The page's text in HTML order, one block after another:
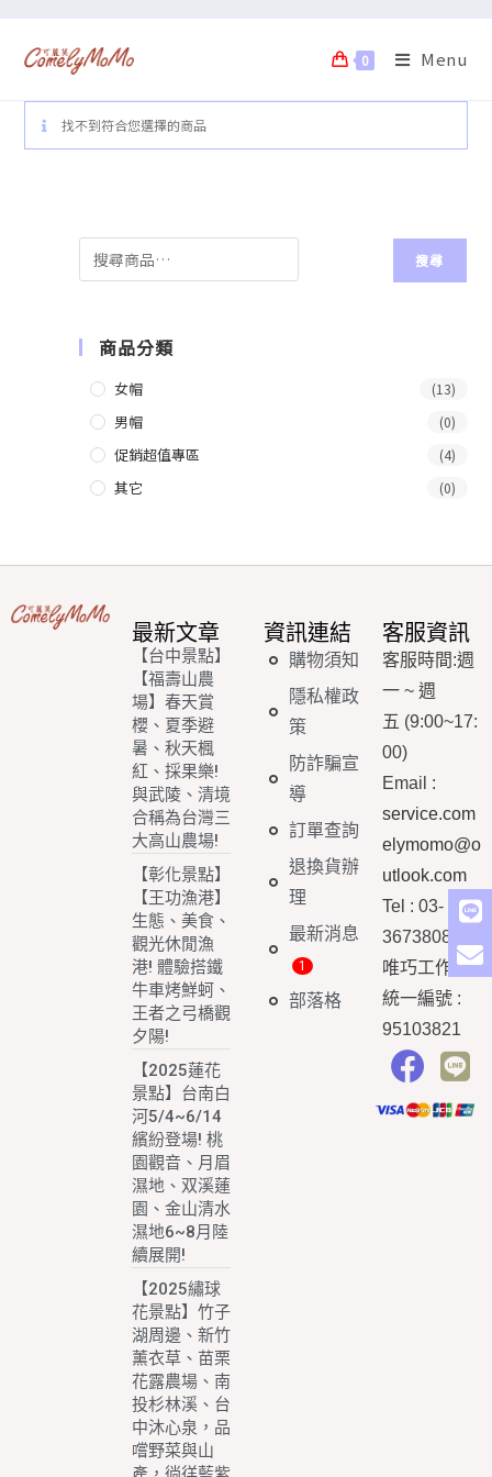
0 Menu
找不到符合您選擇的商品
搜尋
商品分類
女帽 (13)
男帽 (0)
促銷超值專區 (4)
其它 (0)
最新文章
【台中景點】
【福壽山農
場】春天賞
櫻、夏季避
暑、秋天楓
紅、採果樂!
與武陵、清境
合稱為台灣三
大高山農場!
【彰化景點】
【王功漁港】
生態、美食、
觀光休閒漁
港! 體驗搭鐵
牛車烤鮮蚵、
王者之弓橋觀
夕陽!
【2025蓮花
景點】台南白
河5/4~6/14
繽紛登場! 桃
園觀音、月眉
濕地、双溪蓮
園、金山清水
濕地6~8月陸
續展開!
【2025繡球
花景點】竹子
湖周邊、新竹
薰衣草、苗栗
花露農場、南
投杉林溪、台
中沐心泉，品
嚐野菜與山
資訊連結
購物須知
隱私權政
策
防詐騙宣
導
訂單查詢
退換貨辦
理
最新消息
部落格
客服資訊
客服時間:週
一 ~ 週
五 (9:00~17:
00)
Email :
service.com
elymomo@o
utlook.com
Tel : 03-
3673808
唯巧工作室
統一編號 :
95103821